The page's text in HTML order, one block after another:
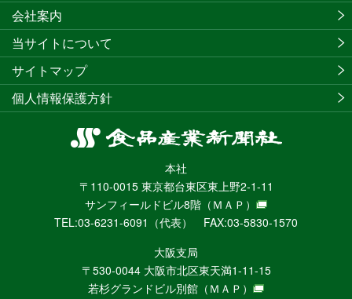
食
産
業
新
聞
社
ニ
ュ
本社
〒110-0015 東京都台東区東上野2-1-11
サンフィールドビル8階 （ＭＡＰ）
TEL:03-6231-6091（代表） FAX:03-5830-1570
大阪支局
〒530-0044 大阪市北区東天満1-11-15
若杉グランドビル別館 （ＭＡＰ）
会社案内
当サイトについて
サイトマップ
個人情報保護方針